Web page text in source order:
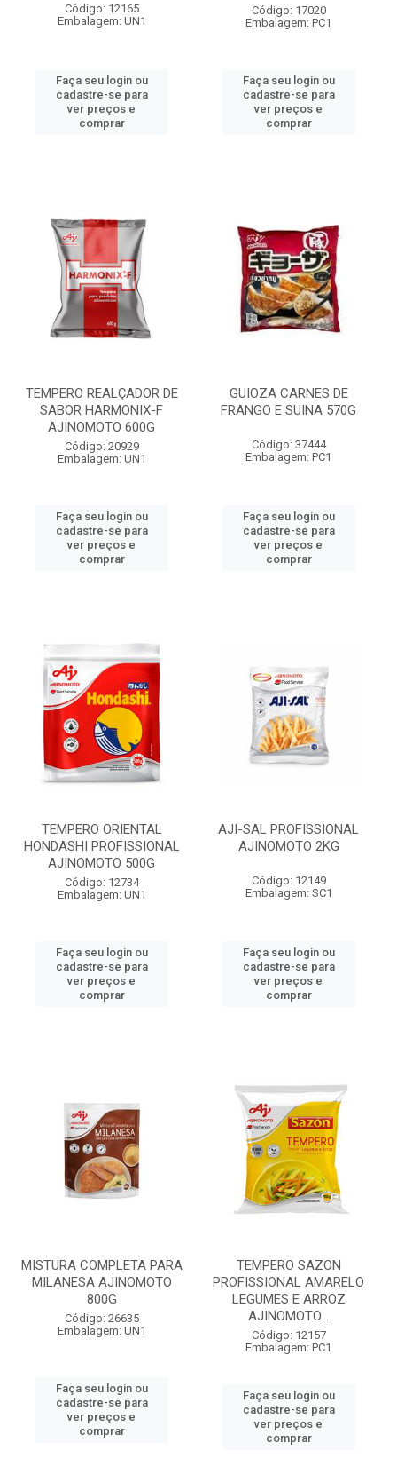
Código: 12165
Embalagem: UN1
Faça seu login ou
cadastre-se para
ver preços e
comprar
Código: 17020
Embalagem: PC1
Faça seu login ou
cadastre-se para
ver preços e
comprar
TEMPERO REALÇADOR DE
SABOR HARMONIX-F
AJINOMOTO 600G
Código: 20929
Embalagem: UN1
Faça seu login ou
cadastre-se para
ver preços e
comprar
GUIOZA CARNES DE
FRANGO E SUINA 570G
Código: 37444
Embalagem: PC1
Faça seu login ou
cadastre-se para
ver preços e
comprar
TEMPERO ORIENTAL
HONDASHI PROFISSIONAL
AJINOMOTO 500G
Código: 12734
Embalagem: UN1
Faça seu login ou
cadastre-se para
ver preços e
comprar
AJI-SAL PROFISSIONAL
AJINOMOTO 2KG
Código: 12149
Embalagem: SC1
Faça seu login ou
cadastre-se para
ver preços e
comprar
MISTURA COMPLETA PARA
MILANESA AJINOMOTO
800G
Código: 26635
Embalagem: UN1
Faça seu login ou
cadastre-se para
ver preços e
comprar
TEMPERO SAZON
PROFISSIONAL AMARELO
LEGUMES E ARROZ
AJINOMOTO...
Código: 12157
Embalagem: PC1
Faça seu login ou
cadastre-se para
ver preços e
comprar